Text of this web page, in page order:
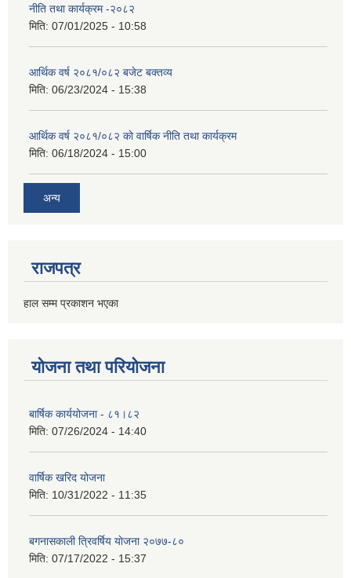
नीति तथा कार्यक्रम -२०८२
मिति: 07/01/2025 - 10:58
आर्थिक वर्ष २०८१/०८२ बजेट बक्तव्य
मिति: 06/23/2024 - 15:38
आर्थिक वर्ष २०८१/०८२ काे वार्षिक नीति तथा कार्यक्रम
मिति: 06/18/2024 - 15:00
अन्य
राजपत्र
हाल सम्म प्रकाशन भएका
योजना तथा परियोजना
बार्षिक कार्ययोजना - ८१।८२
मिति: 07/26/2024 - 14:40
वार्षिक खरिद योजना
मिति: 10/31/2022 - 11:35
बगनासकाली त्रिवर्षिय याेजना २०७७-८०
मिति: 07/17/2022 - 15:37